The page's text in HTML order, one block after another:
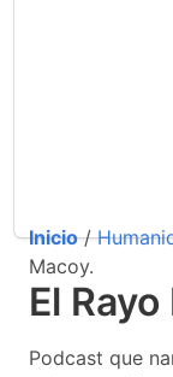
Inicio/
Macoy.
El
Podcast que